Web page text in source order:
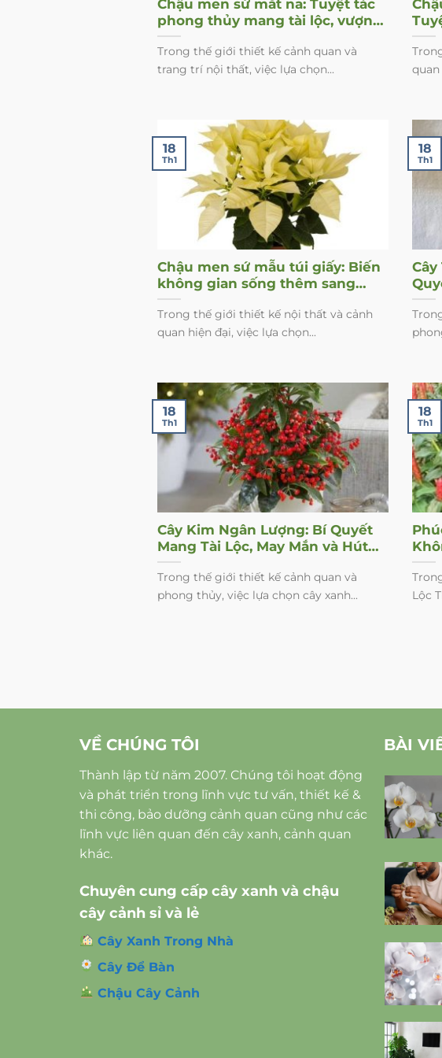
Chậu men sứ mắt na: Tuyệt tác
phong thủy mang tài lộc, vượng
khí vào không gian sống
Trong thế giới thiết kế cảnh quan và
trang trí nội thất, việc lựa chọn...
vào
Chậu men sứ mẫu túi giấy: Biến
không gian sống thêm sang
trọng và hợp phong thủy
Trong thế giới thiết kế nội thất và cảnh
quan hiện đại, việc lựa chọn...
18
Th1
Bạn
18
Th1
Cây Kim Ngân Lượng: Bí Quyết
Mang Tài Lộc, May Mắn và Hút
Sinh Khí Cho Không Gian Sống
Của Bạn
Trong thế giới thiết kế cảnh quan và
phong thủy, việc lựa chọn cây xanh...
18
Th1
Từ
Lộc
18
Th1
VỀ CHÚNG TÔI
Thành lập từ năm 2007. Chúng tôi hoạt động
và phát triển trong lĩnh vực tư vấn, thiết kế &
thi công, bảo dưỡng cảnh quan cũng như các
lĩnh vực liên quan đến cây xanh, cảnh quan
khác.
Chuyên cung cấp cây xanh và chậu
cây cảnh sỉ và lẻ
Cây Xanh Trong Nhà
Cây Để Bàn
Chậu Cây Cảnh
BÀI